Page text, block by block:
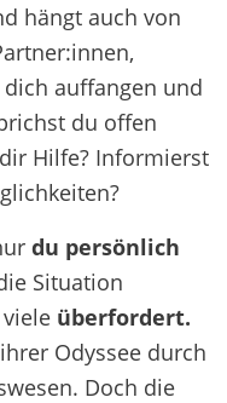
hängt auch von
auffangen und
du offen
Hilfe? Informierst
du persönlich
Situation
überfordert.
Odyssee durch
Doch die